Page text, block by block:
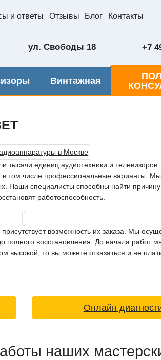
и ответы Отзывы Блог Контакты
ул. Свободы 18 +7
Винтажная
тысячи единиц аудиотехники и
том числе профессиональные варианты.
Наши специалисты способны найти причину
работоспособность.
возможность их заказа. Мы
полного восстановления. До начала работ
высокой, то вы можете отказаться и не
Онлайн
наших